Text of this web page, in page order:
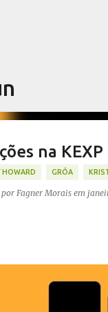
na KEXP
GRÓA
por Fagner Morais em